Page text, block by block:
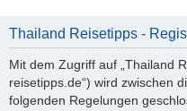
Thailand Reisetipps -
Mit dem Zugriff auf „Thailand
reisetipps.de“) wird zwischen
folgenden Regelungen